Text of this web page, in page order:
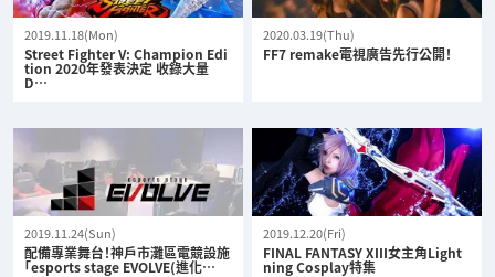
2019.11.18(Mon)
Street Fighter V: Champion Edi
tion 2020年發表決定 收錄大量
D…
2020.03.19(Thu)
FF7 remake電視廣告先行公開！
2019.11.24(Sun)
配備專業舞台！神戶市灘區電競設施
「esports stage EVOLVE(進化…
2019.12.20(Fri)
FINAL FANTASY XIII女主角Light
ning Cosplay特集